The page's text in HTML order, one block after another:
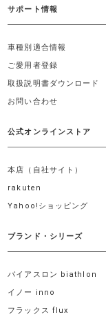
サポート情報
車種別適合情報
ご愛用者登録
取扱説明書ダウンロード
お問い合わせ
公式オンラインストア
本店（自社サイト）
rakuten
Yahoo!ショッピング
ブランド・シリーズ
バイアスロン biathlon
イノー inno
フラックス flux